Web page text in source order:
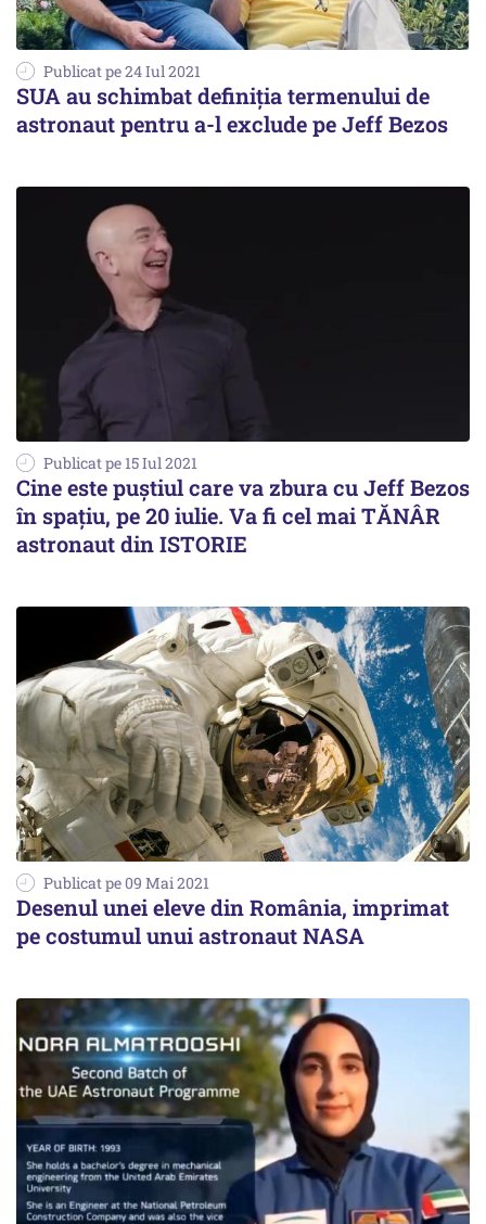
Publicat pe 24 Iul 2021
SUA au schimbat definiția termenului de
astronaut pentru a-l exclude pe Jeff Bezos
Publicat pe 15 Iul 2021
Cine este puștiul care va zbura cu Jeff Bezos
în spațiu, pe 20 iulie. Va fi cel mai TĂNÂR
astronaut din ISTORIE
Publicat pe 09 Mai 2021
Desenul unei eleve din România, imprimat
pe costumul unui astronaut NASA